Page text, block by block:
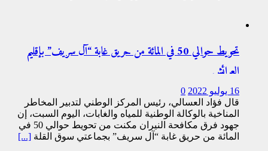
تحويط حوالي 50 في المائة من حريق غابة “آل سريف” بإقليم
العرائش
16 يوليو 2022
0
قال فؤاد العسالي، رئيس المركز الوطني لتدبير المخاطر
المناخية بالوكالة الوطنية للمياه والغابات، اليوم السبت، إن
جهود فرق مكافحة النيران مكنت من تحويط حوالي 50 في
المائة من حريق غابة “آل سريف” بجماعتي سوق القلة [...]